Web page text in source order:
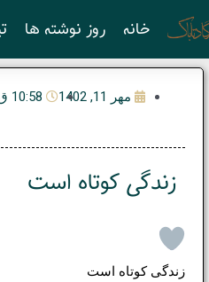
خانه روز نوشته ها
مهر 11, 1402 10:58 ق.ظ
زندگی کوتاه است
زندگی کوتاه است